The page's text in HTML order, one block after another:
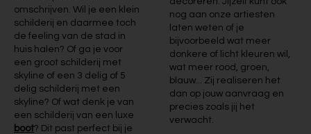
omschrijven. Wil je een klein
schilderij en daarmee toch
de feeling van de stad in
huis halen? Of ga je voor
een groot schilderij met
skyline of een 3 delig of 5
delig schilderij met een
skyline? Of wat denk je van
een schilderij van een luxe
boot? Dit past perfect bij je
nog aan onze artiesten
laten weten of je
bijvoorbeeld wat meer
donkere of licht kleuren wil,
wat meer rood, groen,
blauw... Zij realiseren het
dan op jouw aanvraag en
precies zoals jij het
verwacht.